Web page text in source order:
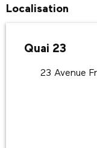
Localisation
Quai 23
23 Avenue